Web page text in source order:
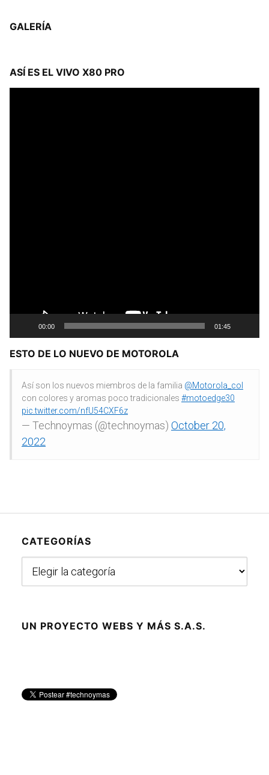
GALERÍA
ASÍ ES EL VIVO X80 PRO
00:00 01:45
ESTO DE LO NUEVO DE MOTOROLA
Así son los nuevos miembros de la familia @Motorola_col
con colores y aromas poco tradicionales #motoedge30
pic.twitter.com/nfU54CXF6z
— Technoymas (@technoymas) October 20,
2022
CATEGORÍAS
UN PROYECTO WEBS Y MÁS S.A.S.